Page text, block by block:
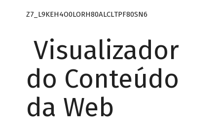
Z7_L9KEH4O0LORH80ALCLTPF80SN6
Visualizador
do Conteúdo
da Web